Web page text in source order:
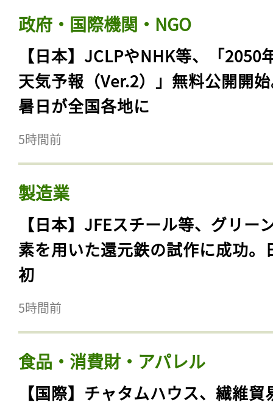
政府・国際機関・NGO
【日本】JCLPやNHK等、「2050
天気予報（Ver.2）」無料公開開
暑日が全国各地に
5時間前
製造業
【日本】JFEスチール等、グリー
素を用いた還元鉄の試作に成功。
初
5時間前
食品・消費財・アパレル
【国際】チャタムハウス、繊維貿